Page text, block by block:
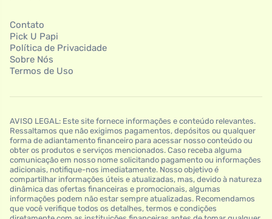
Contato
Pick U Papi
Política de Privacidade
Sobre Nós
Termos de Uso
AVISO LEGAL: Este site fornece informações e conteúdo relevantes.
Ressaltamos que não exigimos pagamentos, depósitos ou qualquer
forma de adiantamento financeiro para acessar nosso conteúdo ou
obter os produtos e serviços mencionados. Caso receba alguma
comunicação em nosso nome solicitando pagamento ou informações
adicionais, notifique-nos imediatamente. Nosso objetivo é
compartilhar informações úteis e atualizadas, mas, devido à natureza
dinâmica das ofertas financeiras e promocionais, algumas
informações podem não estar sempre atualizadas. Recomendamos
que você verifique todos os detalhes, termos e condições